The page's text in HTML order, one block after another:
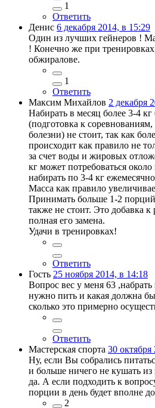
1
Ответить
Денис 6 декабря 2014, в 15:29
Один из лучших гейнеров !
! Конечно же при
обжиралове.
1
Ответить
Максим Михайлов 2 декабря
Набирать в месяц более 3-4
(подготовка к
болезни) не стоит, так как
происходит как правило не
за счет воды и жировых
кг может потребоваться
набирать по 3-4 кг
Масса как правило
Принимать больше 1-2 порций
также не стоит. Это добавка
полная его замена.
Удачи в тренировках!
Ответить
Гость 25 ноября 2014, в 14:18
Вопрос вес у меня 63
нужно пить и какая должна
сколько это примерно
Ответить
Мастерская спорта 30 октября
Ну, если Вы собрались
и больше ничего не кушать
да. А если подходить к
порции в день будет вполне
2